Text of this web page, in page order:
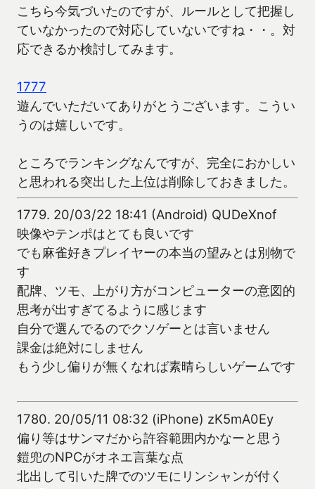
こちら今気づいたのですが、ルールとして把握し
ていなかったので対応していないですね・・。対
応できるか検討してみます。
1777
遊んでいただいてありがとうございます。こうい
うのは嬉しいです。
ところでランキングなんですが、完全におかしい
と思われる突出した上位は削除しておきました。
1779. 20/03/22 18:41 (Android) QUDeXnof
映像やテンポはとても良いです
でも麻雀好きプレイヤーの本当の望みとは別物で
す
配牌、ツモ、上がり方がコンピューターの意図的
思考が出すぎてるように感じます
自分で選んでるのでクソゲーとは言いません
課金は絶対にしません
もう少し偏りが無くなれば素晴らしいゲームです
1780. 20/05/11 08:32 (iPhone) zK5mA0Ey
偏り等はサンマだから許容範囲内かなーと思う
鎧兜のNPCがオネエ言葉な点
北出して引いた牌でのツモにリンシャンが付く